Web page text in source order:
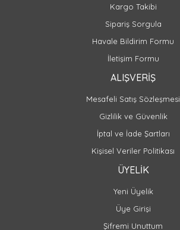
Kargo Takibi
Sipariş Sorgula
Havale Bildirim Formu
İletişim Formu
ALIŞVERİŞ
Mesafeli Satış Sözleşmesi
Gizlilik ve Güvenlik
İptal ve İade Şartları
Kişisel Veriler Politikası
ÜYELİK
Yeni Üyelik
Üye Girişi
Şifremi Unuttum